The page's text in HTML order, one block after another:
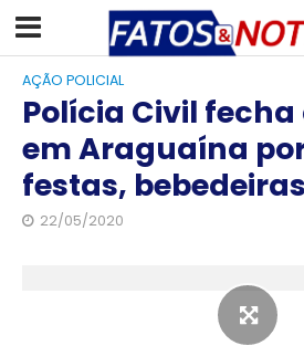
AÇÃO POLICIAL
Polícia Civil
em Araguaína
festas,
22/05/2020